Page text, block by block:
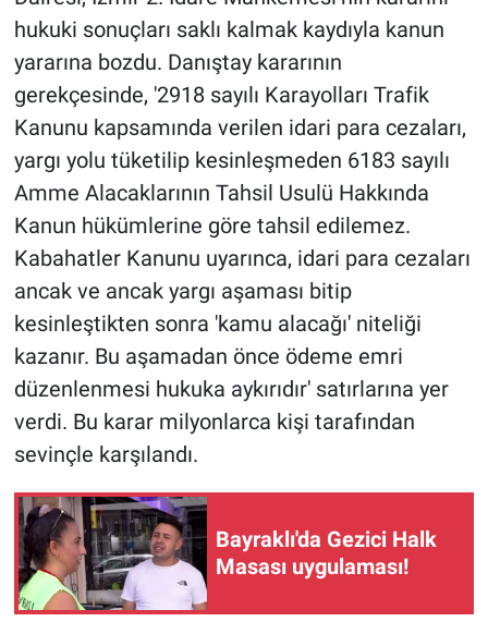
hukuki sonuçları saklı kalmak kaydıyla kanun
yararına bozdu. Danıştay kararının
gerekçesinde, '2918 sayılı Karayolları Trafik
Kanunu kapsamında verilen idari para cezaları,
yargı yolu tüketilip kesinleşmeden 6183 sayılı
Amme Alacaklarının Tahsil Usulü Hakkında
Kanun hükümlerine göre tahsil edilemez.
Kabahatler Kanunu uyarınca, idari para cezaları
ancak ve ancak yargı aşaması bitip
kesinleştikten sonra 'kamu alacağı' niteliği
kazanır. Bu aşamadan önce ödeme emri
düzenlenmesi hukuka aykırıdır' satırlarına yer
verdi. Bu karar milyonlarca kişi tarafından
sevinçle karşılandı.
Bayraklı'da Gezici Halk
Masası uygulaması!